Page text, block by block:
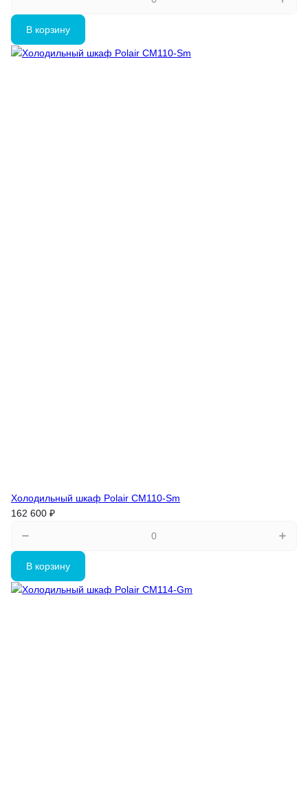
В корзину
Холодильный шкаф Polair CM110-Sm
162 600 ₽
В корзину